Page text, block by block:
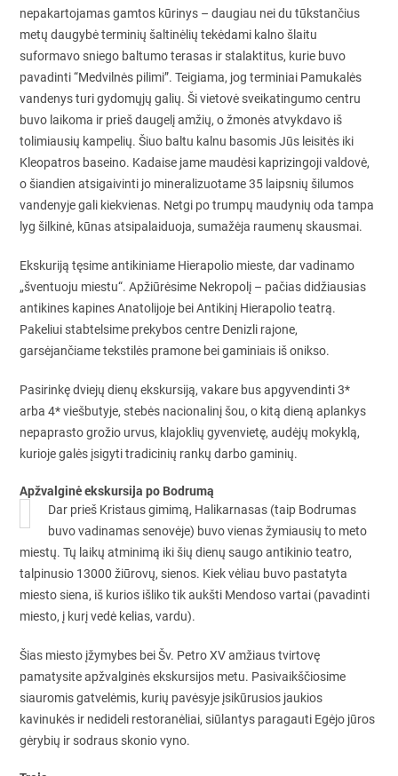
nepakartojamas gamtos kūrinys – daugiau nei du tūkstančius
metų daugybė terminių šaltinėlių tekėdami kalno šlaitu
suformavo sniego baltumo terasas ir stalaktitus, kurie buvo
pavadinti “Medvilnės pilimi”. Teigiama, jog terminiai Pamukalės
vandenys turi gydomųjų galių. Ši vietovė sveikatingumo centru
buvo laikoma ir prieš daugelį amžių, o žmonės atvykdavo iš
tolimiausių kampelių. Šiuo baltu kalnu basomis Jūs leisitės iki
Kleopatros baseino. Kadaise jame maudėsi kaprizingoji valdovė,
o šiandien atsigaivinti jo mineralizuotame 35 laipsnių šilumos
vandenyje gali kiekvienas. Netgi po trumpų maudynių oda tampa
lyg šilkinė, kūnas atsipalaiduoja, sumažėja raumenų skausmai.
Ekskuriją tęsime antikiniame Hierapolio mieste, dar vadinamo
„šventuoju miestu“. Apžiūrėsime Nekropolį – pačias didžiausias
antikines kapines Anatolijoje bei Antikinį Hierapolio teatrą.
Pakeliui stabtelsime prekybos centre Denizli rajone,
garsėjančiame tekstilės pramone bei gaminiais iš onikso.
Pasirinkę dviejų dienų ekskursiją, vakare bus apgyvendinti 3*
arba 4* viešbutyje, stebės nacionalinį šou, o kitą dieną aplankys
nepaprasto grožio urvus, klajoklių gyvenvietę, audėjų mokyklą,
kurioje galės įsigyti tradicinių rankų darbo gaminių.
Apžvalginė ekskursija po Bodrumą
Dar prieš Kristaus gimimą, Halikarnasas (taip Bodrumas
buvo vadinamas senovėje) buvo vienas žymiausių to meto
miestų. Tų laikų atminimą iki šių dienų saugo antikinio teatro,
talpinusio 13000 žiūrovų, sienos. Kiek vėliau buvo pastatyta
miesto siena, iš kurios išliko tik aukšti Mendoso vartai (pavadinti
miesto, į kurį vedė kelias, vardu).
Šias miesto įžymybes bei Šv. Petro XV amžiaus tvirtovę
pamatysite apžvalginės ekskursijos metu. Pasivaikščiosime
siauromis gatvelėmis, kurių pavėsyje įsikūrusios jaukios
kavinukės ir nedideli restoranėliai, siūlantys paragauti Egėjo jūros
gėrybių ir sodraus skonio vyno.